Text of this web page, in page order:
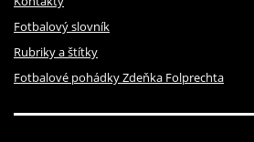
Fotbalový slovník
Rubriky a štítky
Fotbalové pohádky Zdeňka Folprechta